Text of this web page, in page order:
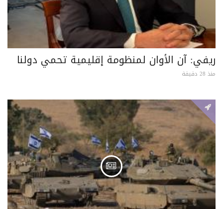
ريفي: آن الأوان لمنظومة إقليمية تحمي دولنا
منذ 28 دقيقة